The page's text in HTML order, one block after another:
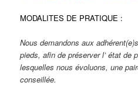
MODALITES DE PRATIQUE :
Nous demandons aux
pieds, afin de préserver l’ état de
lesquelles nous évoluons, une
conseillée.